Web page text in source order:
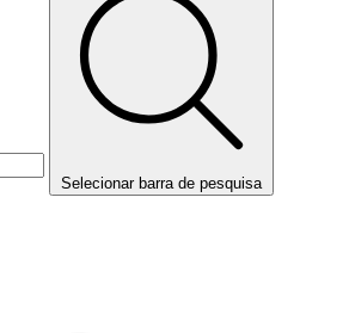
Selecionar barra de pesquisa